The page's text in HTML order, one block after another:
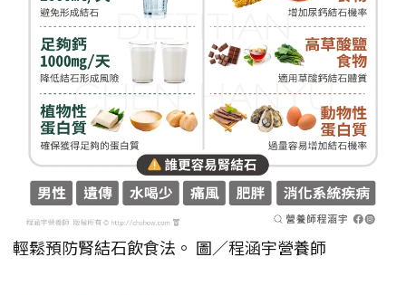
輕鬆預防腎結石飲食法。 圖／程涵宇營養師